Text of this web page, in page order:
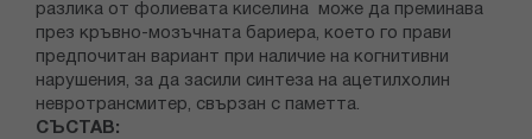
разлика от фолиевата киселина може да преминава
през кръвно-мозъчната бариера, което го прави
предпочитан вариант при наличие на когнитивни
нарушения, за да засили синтеза на ацетилхолин
невротрансмитер, свързан с паметта.
СЪСТАВ: